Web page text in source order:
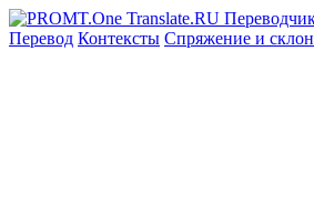
Перевод Контексты Спряжение и